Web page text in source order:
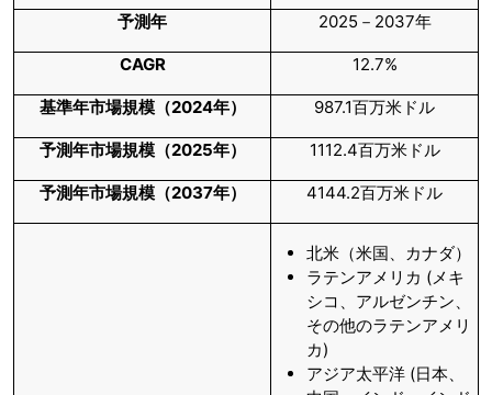
予測年 2025－2037年
CAGR 12.7%
基準年市場規模（2024年） 987.1百万米ドル
予測年市場規模（2025年） 1112.4百万米ドル
予測年市場規模（2037年） 4144.2百万米ドル
北米（米国、カナダ）
ラテンアメリカ (メキ
シコ、アルゼンチン、
その他のラテンアメリ
カ)
アジア太平洋 (日本、